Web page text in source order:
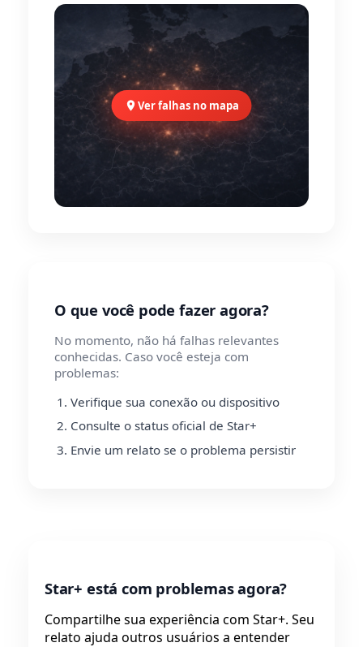
Ver falhas no mapa
O que você pode fazer agora?
No momento, não há falhas relevantes
conhecidas. Caso você esteja com
problemas:
Verifique sua conexão ou dispositivo
Consulte o status oficial de Star+
Envie um relato se o problema persistir
Star+ está com problemas agora?
Compartilhe sua experiência com Star+. Seu
relato ajuda outros usuários a entender